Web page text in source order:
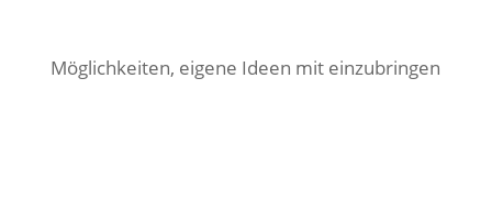
Möglichkeiten, eigene Ideen mit einzubringen